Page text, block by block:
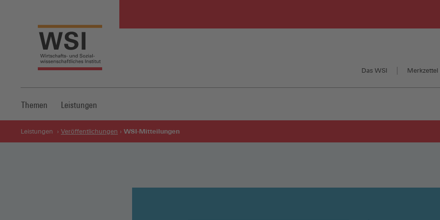
Das WSI Merkzettel
Themen Leistungen
Leistungen Veröffentlichungen WSI-Mitteilungen